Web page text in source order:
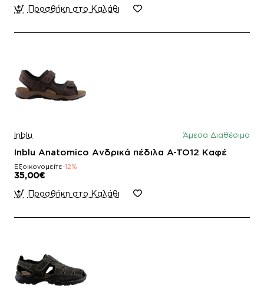
Προσθήκη στο Καλάθι
Inblu Άμεσα Διαθέσιμο
Inblu Anatomico Ανδρικά πέδιλα A-TO12 Καφέ
Εξοικονομείτε-12%
35,00€
Προσθήκη στο Καλάθι